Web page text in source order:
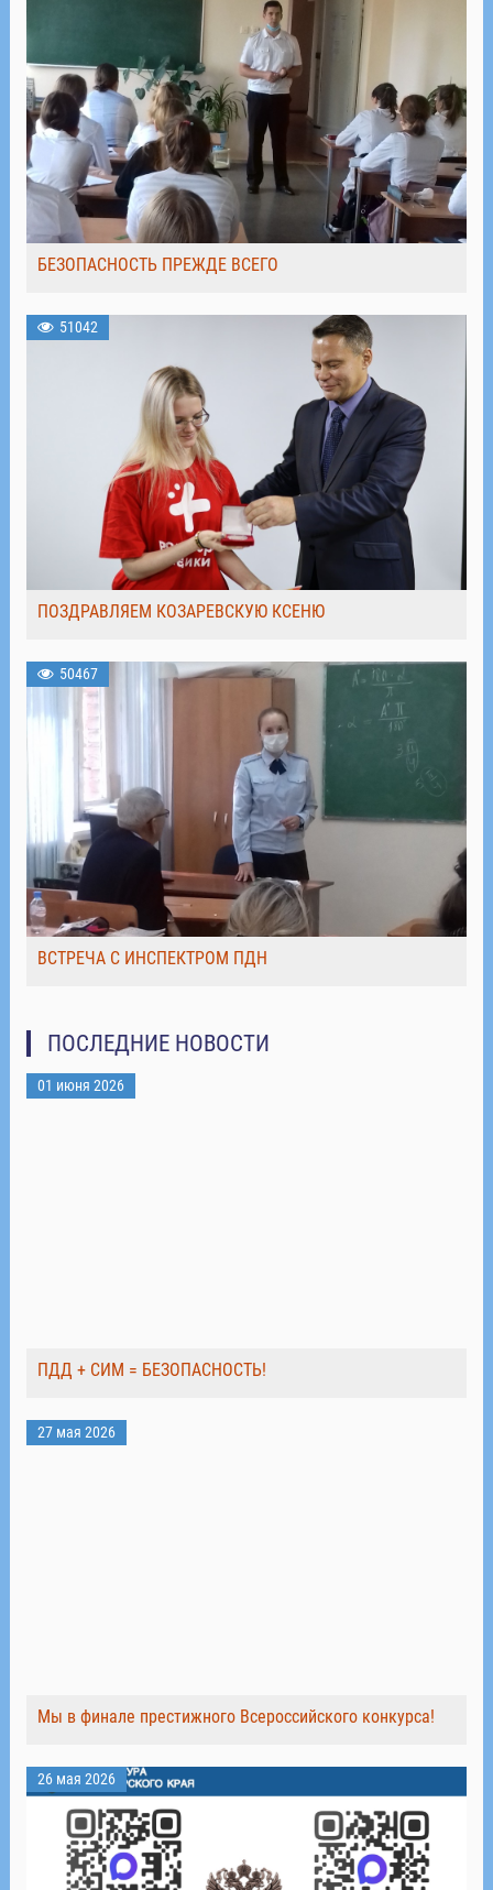
БЕЗОПАСНОСТЬ ПРЕЖДЕ ВСЕГО
51042
ПОЗДРАВЛЯЕМ КОЗАРЕВСКУЮ КСЕНЮ
50467
ВСТРЕЧА С ИНСПЕКТРОМ ПДН
ПОСЛЕДНИЕ НОВОСТИ
01 июня 2026
ПДД + СИМ = БЕЗОПАСНОСТЬ!
27 мая 2026
Мы в финале престижного Всероссийского конкурса!
26 мая 2026